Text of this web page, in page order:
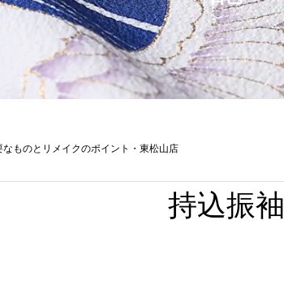
ものとリメイクのポイント・東松山店
持込振袖